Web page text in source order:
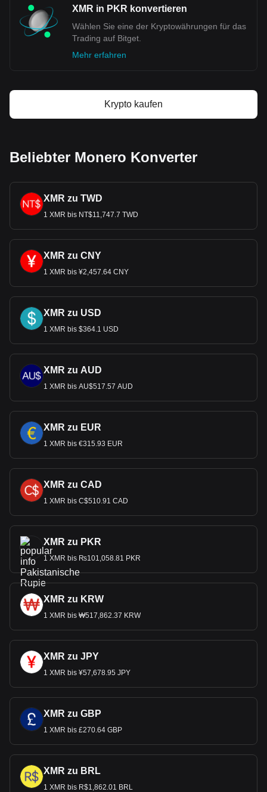
XMR in PKR konvertieren
Wählen Sie eine der Kryptowährungen für das
Trading auf Bitget.
Mehr erfahren
Krypto kaufen
Beliebter Monero Konverter
XMR zu TWD
1 XMR bis NT$11,747.7 TWD
XMR zu CNY
1 XMR bis ¥2,457.64 CNY
XMR zu USD
1 XMR bis $364.1 USD
XMR zu AUD
1 XMR bis AU$517.57 AUD
XMR zu EUR
1 XMR bis €315.93 EUR
XMR zu CAD
1 XMR bis C$510.91 CAD
XMR zu PKR
1 XMR bis ₨101,058.81 PKR
XMR zu KRW
1 XMR bis ₩517,862.37 KRW
XMR zu JPY
1 XMR bis ¥57,678.95 JPY
XMR zu GBP
1 XMR bis £270.64 GBP
XMR zu BRL
1 XMR bis R$1,862.01 BRL